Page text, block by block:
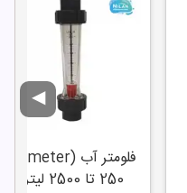
250 تا 2500 لیتر در ساعت
◀